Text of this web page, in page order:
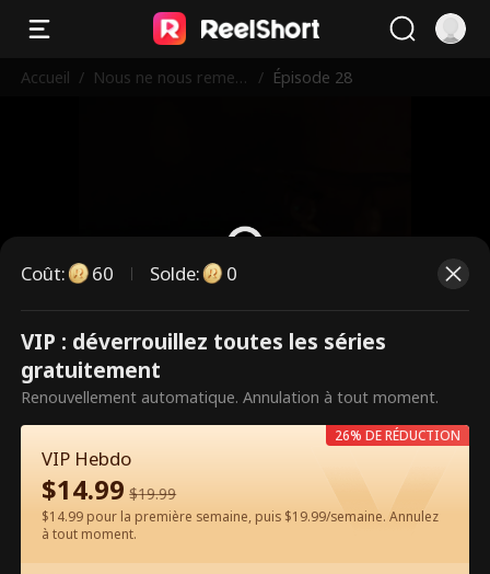
Accueil / Nous ne nous remett
/ Épisode 28
Ce sont des épisodes payants.
Débloquez pour regarder.
Regarder gratuitement sur l'App
Coût: 60 Solde: 0
VIP : déverrouillez toutes les séries
gratuitement
Renouvellement automatique. Annulation à tout moment.
VIP Hebdo
$14.99 $19.99
$14.99 pour la première semaine, puis $19.99/semaine. Annulez
à tout moment.
26% DE RÉDUCTION